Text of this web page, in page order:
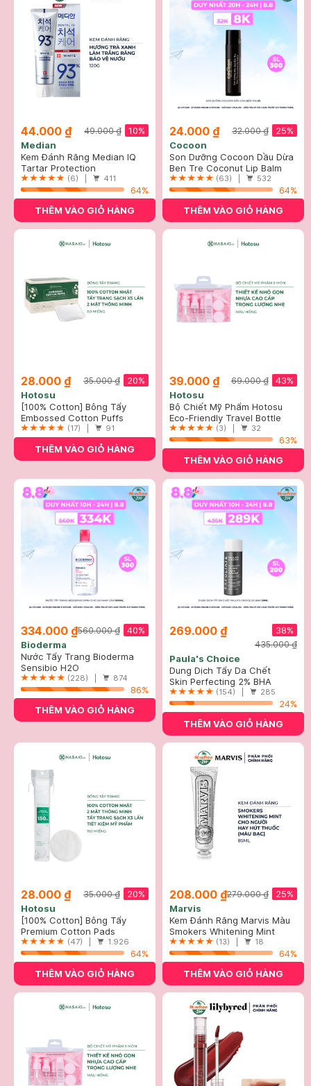
44.000 ₫ 10%
49.000 ₫
Median
Kem Đánh Răng Median IQ
93% Trắng Răng Màu Trắng
Bạc 120g
Tartar Protection
Toothpaste - White
(6) | 411
64%
THÊM VÀO GIỎ HÀNG
24.000 ₫ 25%
32.000 ₫
Cocoon
Son Dưỡng Cocoon Dầu Dừa
Bến Tre 5g
Ben Tre Coconut Lip Balm
(63) | 532
64%
THÊM VÀO GIỎ HÀNG
28.000 ₫ 20%
35.000 ₫
Hotosu
[100% Cotton] Bông Tẩy
Trang Hotosu Hộp 80 Miếng
Embossed Cotton Puffs
(17) | 91
THÊM VÀO GIỎ HÀNG
39.000 ₫ 43%
69.000 ₫
Hotosu
Bộ Chiết Mỹ Phẩm Hotosu
Hồng (9 Món)
Eco-Friendly Travel Bottle
Sets
(3) | 32
63%
THÊM VÀO GIỎ HÀNG
334.000 ₫ 40%
560.000 ₫
Bioderma
Nước Tẩy Trang Bioderma
Dành Cho Da Nhạy Cảm
500ml
Sensibio H2O
(228) | 874
86%
THÊM VÀO GIỎ HÀNG
269.000 ₫ 38%
435.000 ₫
Paula's Choice
Dung Dịch Tẩy Da Chết
Paula’s Choice 2% BHA 30ml
Skin Perfecting 2% BHA
Liquid
(154) | 285
24%
THÊM VÀO GIỎ HÀNG
28.000 ₫ 20%
35.000 ₫
Hotosu
[100% Cotton] Bông Tẩy
Trang Hotosu Cao Cấp 150
Miếng
Premium Cotton Pads
(47) | 1.926
64%
THÊM VÀO GIỎ HÀNG
208.000 ₫ 25%
279.000 ₫
Marvis
Kem Đánh Răng Marvis Màu
Bạc Cho Người Hút Thuốc
85ml
Smokers Whitening Mint
Toothpaste(13) | 18
64%
THÊM VÀO GIỎ HÀNG